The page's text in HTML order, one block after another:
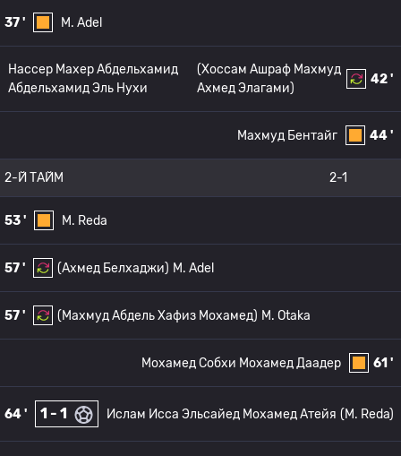
37 ' M. Adel
42 '
(Хоссам Ашраф Махмуд
Ахмед Элагами)
Нассер Махер Абдельхамид
Абдельхамид Эль Нухи
44 '
Махмуд Бентайг
2-Й ТАЙМ 2-1
53 ' M. Reda
57 ' (Ахмед Белхаджи) M. Adel
57 ' (Махмуд Абдель Хафиз Мохамед) M. Otaka
61 '
Мохамед Собхи Мохамед Даадер
64 ' 1 - 1 Ислам Исса Эльсайед Мохамед Атейя (M. Reda)